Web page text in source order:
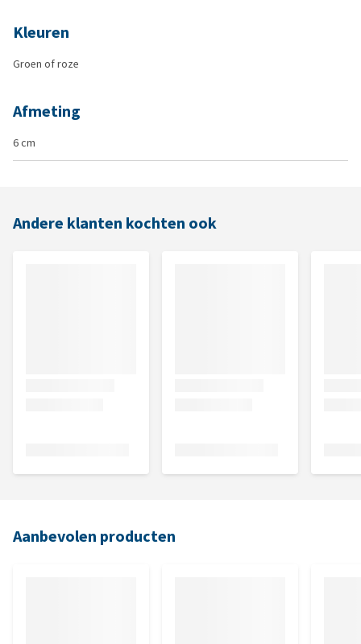
Kleuren
Groen of roze
Afmeting
6 cm
Andere klanten kochten ook
Aanbevolen producten